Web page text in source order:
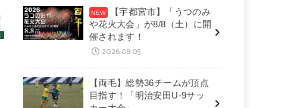
【宇都宮市】「うつのみ
や花火大会」が8/8（土）に開
催されます！
2026.08.05
【両毛】総勢36チームが頂点
目指す！「明治安田U-9サッ